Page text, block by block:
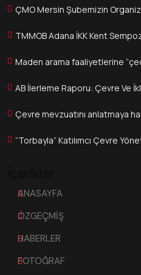
ÇMO Mersin Şubemizin
TMMOB Adana İKK Kent
Maden arama faaliyetlerine
AB İlerleme Raporu: Çevre Ve
Çevre mevzuatını anlatmaya
“Torbayla” Katılımcı Çevre
ANASAYFA
ÖZGEÇMİŞ
HABERLER
FOTOĞRAF